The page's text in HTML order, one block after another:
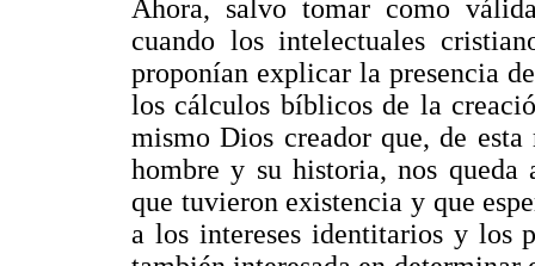
Ahora, salvo tomar como
cuando los intelectuales
proponían explicar la presencia
los cálculos bíblicos de la
mismo Dios creador que, de
hombre y su historia, nos queda
que tuvieron existencia y que
a los intereses identitarios y los